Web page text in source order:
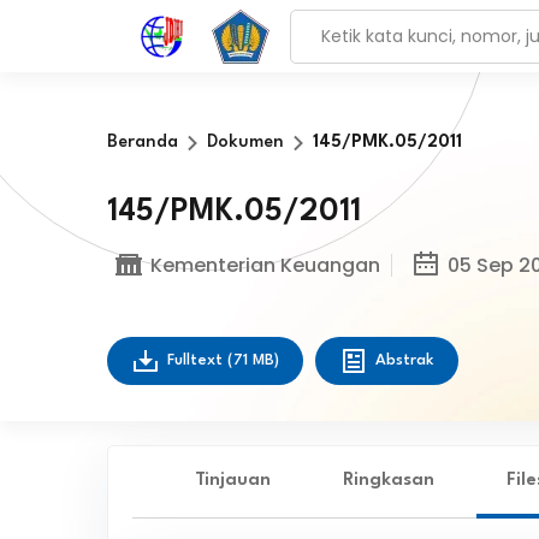
Beranda Dokumen 145/PMK.05/2011
145/PMK.05/2011
Kementerian Keuangan 05 Sep
Fulltext (71 MB) Abstrak
Tinjauan Ringkasan